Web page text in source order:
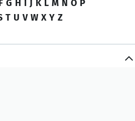
G H I J K L M N O P
T U V W X Y Z